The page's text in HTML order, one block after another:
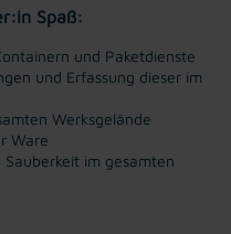
Spaß:
und Paketdienste
und Erfassung dieser im
Werksgelände
Ware
im gesamten